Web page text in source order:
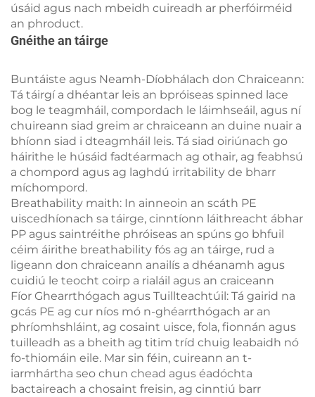
úsáid agus nach mbeidh cuireadh ar pherfóirméid
an phroduct.
Gnéithe an táirge
Buntáiste agus Neamh-Díobhálach don Chraiceann:
Tá táirgí a dhéantar leis an bpróiseas spinned lace
bog le teagmháil, compordach le láimhseáil, agus ní
chuireann siad greim ar chraiceann an duine nuair a
bhíonn siad i dteagmháil leis. Tá siad oiriúnach go
háirithe le húsáid fadtéarmach ag othair, ag feabhsú
a chompord agus ag laghdú irritability de bharr
míchompord.
Breathability maith: In ainneoin an scáth PE
uiscedhíonach sa táirge, cinntíonn láithreacht ábhar
PP agus saintréithe phróiseas an spúns go bhfuil
céim áirithe breathability fós ag an táirge, rud a
ligeann don chraiceann anailís a dhéanamh agus
cuidiú le teocht coirp a rialáil agus an craiceann
Fíor Ghearrthógach agus Tuillteachtúil: Tá gairid na
gcás PE ag cur níos mó n-ghéarrthógach ar an
phríomhshláint, ag cosaint uisce, fola, fionnán agus
tuilleadh as a bheith ag titim tríd chuig leabaidh nó
fo-thiomáin eile. Mar sin féin, cuireann an t-
iarmhártha seo chun chead agus éadóchta
bactaireach a chosaint freisin, ag cinntiú barr